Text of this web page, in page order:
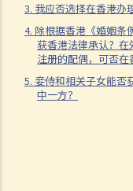
3. 我应否选择在香港办
4. 除根据香港《婚姻条
获香港法律承认？
注册的配偶，可否在
5. 妾侍和相关子女能否
中一方？
1. 如果我在国外和同性
2. 在离婚呈请中，其中
支付方后来发现接受方
否可以(a)根据新证据撤
及(c)请求取消对方获得附